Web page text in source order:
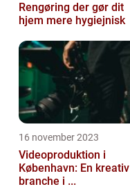
Rengøring der gør dit
hjem mere hygiejnisk
16 november 2023
Videoproduktion i
København: En kreativ
branche i ...